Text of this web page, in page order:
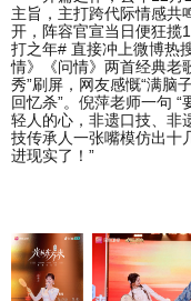
主旨，主打跨代际情感共
开，阵容官宣当日便狂揽
打之年# 直接冲上微博热
情》《问情》两首经典老
秀”刷屏，网友感慨“满脑
回忆杀”。倪萍老师一句
轻人的心，非遗口技、非
技传承人一张嘴模仿出十
进现实了！”